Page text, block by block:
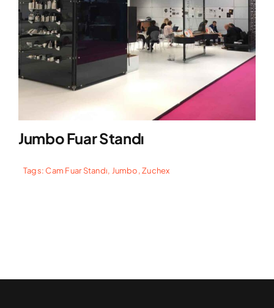
Jumbo Fuar Standı
Tags: Cam Fuar Standı, Jumbo,Zuchex